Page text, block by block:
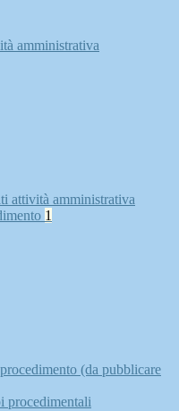
amministrativa
attività amministrativa
1
(da pubblicare
procedimentali